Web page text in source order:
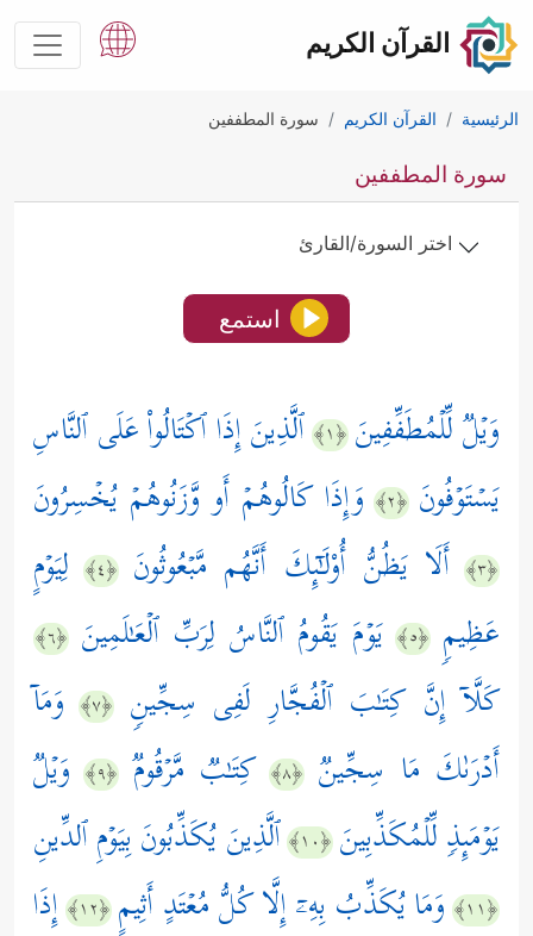
القرآن الكريم
الرئيسية القرآن الكريم سورة المطففين
سورة المطففين
اختر السورة/القارئ
استمع
وَیۡلࣱ لِّلۡمُطَفِّفِینَ ﴿١﴾
ٱلَّذِینَ إِذَا ٱكۡتَالُواْ عَلَى ٱلنَّاسِ
یَسۡتَوۡفُونَ ﴿٢﴾ وَإِذَا كَالُوهُمۡ أَو وَّزَنُوهُمۡ یُخۡسِرُونَ
﴿٣﴾ أَلَا یَظُنُّ أُوْلَـٰۤىِٕكَ أَنَّهُم مَّبۡعُوثُونَ ﴿٤﴾
لِیَوۡمٍ
عَظِیمࣲ ﴿٥﴾ یَوۡمَ یَقُومُ ٱلنَّاسُ لِرَبِّ ٱلۡعَـٰلَمِینَ ﴿٦﴾
كَلَّاۤ إِنَّ كِتَـٰبَ ٱلۡفُجَّارِ لَفِی سِجِّینࣲ ﴿٧﴾
وَمَاۤ
أَدۡرَىٰكَ مَا سِجِّینࣱ ﴿٨﴾ كِتَـٰبࣱ مَّرۡقُومࣱ ﴿٩﴾
وَیۡلࣱ
یَوۡمَىِٕذࣲ لِّلۡمُكَذِّبِینَ ﴿١٠﴾ ٱلَّذِینَ یُكَذِّبُونَ بِیَوۡمِ ٱلدِّینِ
﴿١١﴾ وَمَا یُكَذِّبُ بِهِۦۤ إِلَّا كُلُّ مُعۡتَدٍ أَثِیمٍ ﴿١٢﴾
إِذَا